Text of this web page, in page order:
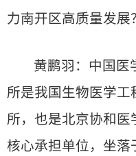
力南开区高质量发展？
黄鹏羽：中国医
所是我国生物医学工
所，也是北京协和
核心承担单位，坐落